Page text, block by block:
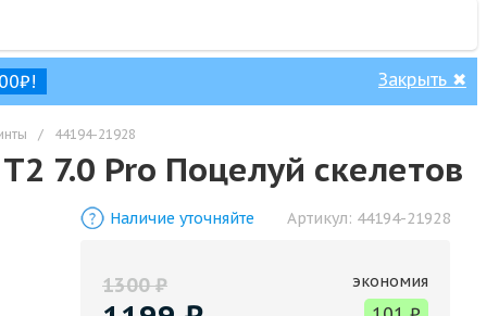
Закрыть ✖
/ 44194-21928
7.0 Pro Поцелуй скелетов
Наличие уточняйте Артикул: 44194-21928
1300₽ экономия